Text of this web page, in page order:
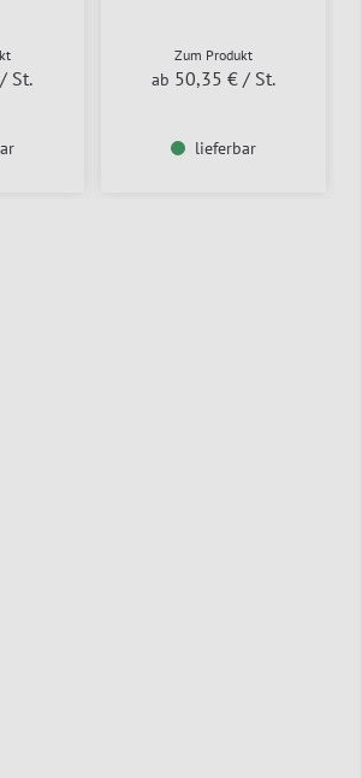
/ St.
Zum Produkt
ab 50,35 € / St.
lieferbar